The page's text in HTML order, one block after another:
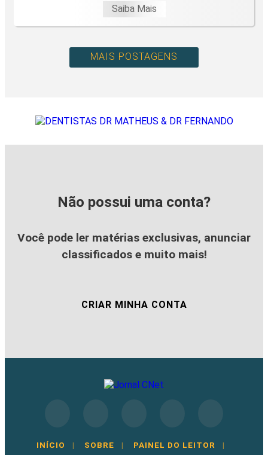
Saiba Mais
MAIS POSTAGENS
Não possui uma conta?
Você pode ler matérias exclusivas, anunciar
classificados e muito mais!
CRIAR MINHA CONTA
INÍCIO | SOBRE | PAINEL DO LEITOR |